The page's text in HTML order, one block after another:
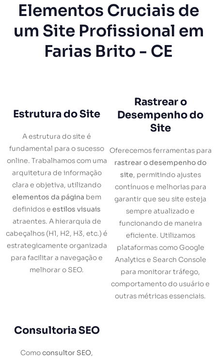
Elementos Cruciais de
um Site Profissional em
Farias Brito - CE
Estrutura do Site
A estrutura do site é
fundamental para o sucesso
online. Trabalhamos com uma
arquitetura de informação
clara e objetiva, utilizando
elementos da página bem
definidos e estilos visuais
atraentes. A hierarquia de
cabeçalhos (H1, H2, H3, etc.) é
estrategicamente organizada
para facilitar a navegação e
melhorar o SEO.
Rastrear o
Desempenho do
Site
Oferecemos ferramentas para
rastrear o desempenho do
site, permitindo ajustes
contínuos e melhorias para
garantir que seu site esteja
sempre atualizado e
funcionando de maneira
eficiente. Utilizamos
plataformas como Google
Analytics e Search Console
para monitorar tráfego,
comportamento do usuário e
outras métricas essenciais.
Consultoria SEO
Comoconsultor SEO,